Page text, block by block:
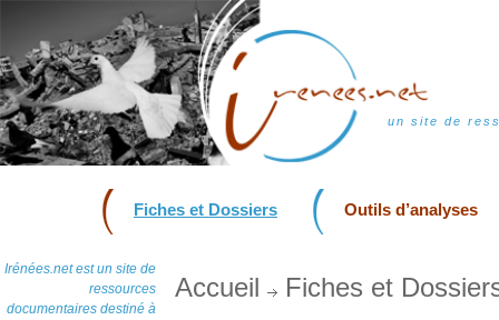
un site de
Fiches et Dossiers Outils d’analyses
Irénées.net est un site de
ressources
documentaires destiné à
Accueil Fiches et